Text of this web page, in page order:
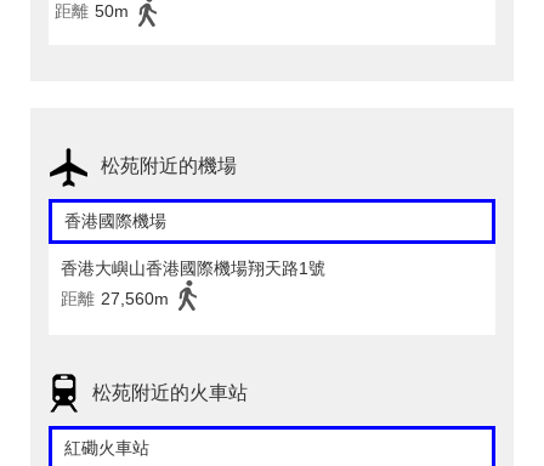
距離 50m
松苑附近的機場
香港國際機場
香港大嶼山香港國際機場翔天路1號
距離 27,560m
松苑附近的火車站
紅磡火車站